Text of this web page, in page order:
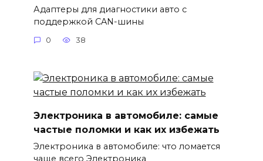
Адаптеры для диагностики авто с
поддержкой CAN-шины
0 38
Электроника в автомобиле: самые
частые поломки и как их избежать
Электроника в автомобиле: что ломается